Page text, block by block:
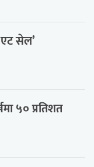
सेल’
५० प्रतिशत